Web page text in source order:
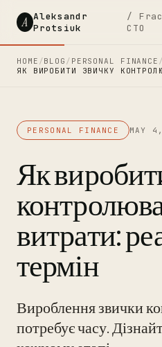
A Aleksandr
Protsiuk
/
CTO
HOME /BLOG / PERSONAL FINANCE /
ЯК ВИРОБИТИ ЗВИЧКУ
PERSONAL FINANCE MAY
Як
витрати:
термін
Вироблення звички
потребує часу.